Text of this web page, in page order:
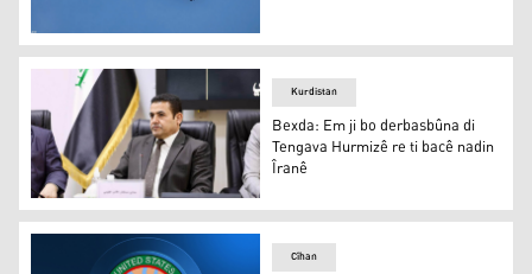
Helîkoptereke Amerîkayê li nêzî Tengava Hurmizê ket
Bexda: Em ji bo derbasbûna di Tengava Hurmizê re ti
Kurdistan
Bexda: Em ji bo derbasbûna di
Tengava Hurmizê re ti bacê nadin
Îranê
Cîhan